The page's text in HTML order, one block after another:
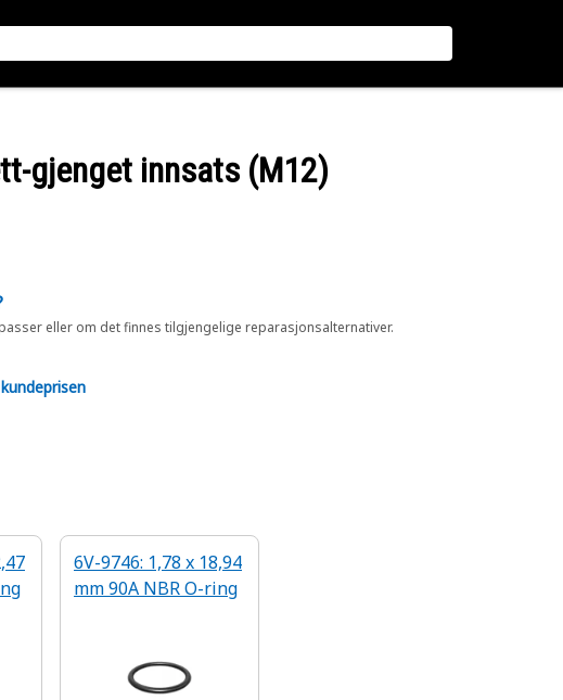
gjenget innsats (M12)
eller om det finnes tilgjengelige reparasjonsalternativer.
6V-9746: 1,78 x 18,94
mm 90A NBR O-ring